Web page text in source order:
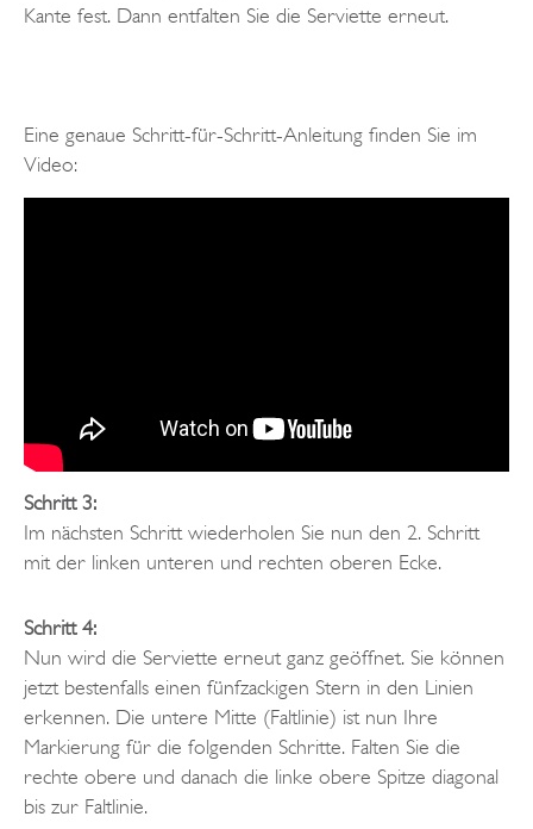
Kante fest. Dann entfalten Sie die Serviette erneut.
Eine genaue Schritt-für-Schritt-Anleitung finden Sie im
Video:
Schritt 3:
Im nächsten Schritt wiederholen Sie nun den 2. Schritt
mit der linken unteren und rechten oberen Ecke.
Schritt 4:
Nun wird die Serviette erneut ganz geöffnet. Sie können
jetzt bestenfalls einen fünfzackigen Stern in den Linien
erkennen. Die untere Mitte (Faltlinie) ist nun Ihre
Markierung für die folgenden Schritte. Falten Sie die
rechte obere und danach die linke obere Spitze diagonal
bis zur Faltlinie.